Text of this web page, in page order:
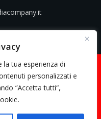
tua esperienza di
personalizzati e
“Accetta tutti”,
Gianluca | Sede legale: Corso
| REA: AV - 313130 | Domicilio